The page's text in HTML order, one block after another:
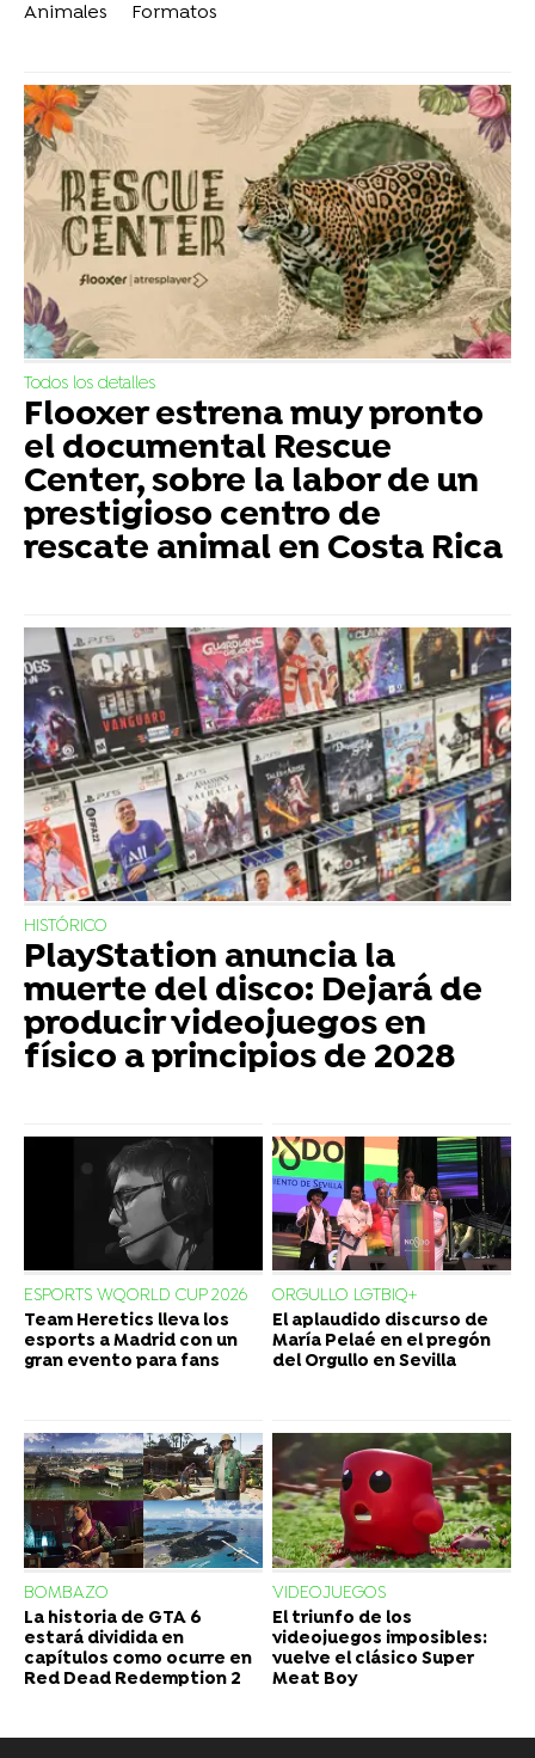
Animales
Formatos
Todos los detalles
Flooxer estrena muy pronto
el documental Rescue
Center, sobre la labor de un
prestigioso centro de
rescate animal en Costa Rica
HISTÓRICO
PlayStation anuncia la
muerte del disco: Dejará de
producir videojuegos en
físico a principios de 2028
ESPORTS WQORLD CUP 2026
Team Heretics lleva los
esports a Madrid con un
gran evento para fans
ORGULLO LGTBIQ+
El aplaudido discurso de
María Pelaé en el pregón
del Orgullo en Sevilla
BOMBAZO
La historia de GTA 6
estará dividida en
capítulos como ocurre en
Red Dead Redemption 2
VIDEOJUEGOS
El triunfo de los
videojuegos imposibles:
vuelve el clásico Super
Meat Boy